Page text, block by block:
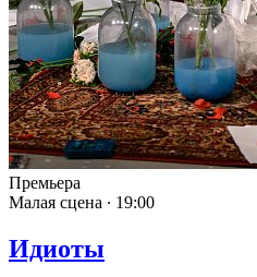
Премьера
Малая сцена ∙ 19:00
Идиоты